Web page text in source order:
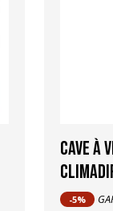
Cave à
-5%